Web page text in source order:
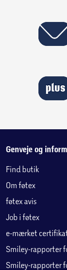
Genveje og
Find butik
Om føtex
føtex avis
Job i føtex
e-mærket
Smiley-rapporter
Smiley-rapporter